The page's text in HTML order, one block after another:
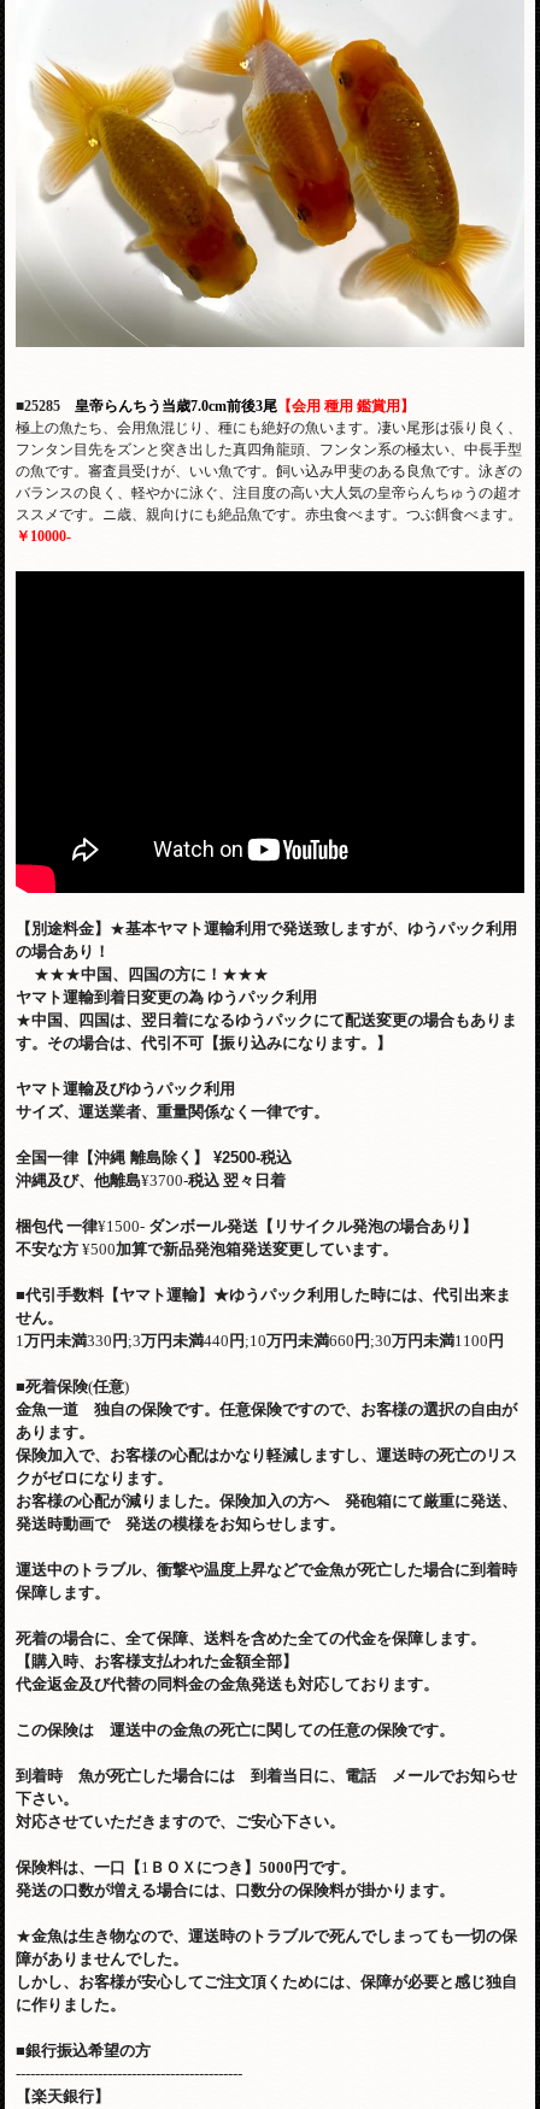
■25285 皇帝らんちう当歳7.0cm前後3尾 【会用 種用 鑑賞用】
極上の魚たち、会用魚混じり、種にも絶好の魚います。凄い尾形は張り良く、
フンタン目先をズンと突き出した真四角龍頭、フンタン系の極太い、中長手型
の魚です。審査員受けが、いい魚です。飼い込み甲斐のある良魚です。泳ぎの
バランスの良く、軽やかに泳ぐ、注目度の高い大人気の皇帝らんちゅうの超オ
ススメです。ニ歳、親向けにも絶品魚です。赤虫食べます。つぶ餌食べます。
￥10000-
【別途料金】 ★基本ヤマト運輸利用で発送致しますが、ゆうパック利用
の場合あり！
★★★中国、四国の方に！ ★★★
ヤマト運輸到着日変更の為 ゆうパック利用
★中国、四国は、翌日着になるゆうパックにて配送変更の場合もありま
す。その場合は、代引不可【振り込みになります。】
ヤマト運輸及びゆうパック利用
サイズ、運送業者、重量関係なく一律です。
全国一律【沖縄 離島除く】
¥2500-税込
沖縄及び、他離島¥3700-税込 翌々日着
梱包代 一律¥1500- ダンボール発送【リサイクル発泡の場合あり】
不安な方 ¥500加算で新品発泡箱発送変更しています。
■代引手数料【ヤマト運輸】★ゆうパック利用した時には、代引出来ま
せん。
1万円未満330 円 ;3万円未満440 円 ;10万円未満660 円 ;30万円未満1100 円
■死着保険(任意)
金魚一道 独自の保険です。任意保険ですので、お客様の選択の自由が
あります。
保険加入で、お客様の心配はかなり軽減しますし、運送時の死亡のリス
クがゼロになります。
お客様の心配が減りました。保険加入の方へ 発砲箱にて厳重に発送、
発送時動画で 発送の模様をお知らせします。
運送中のトラブル、衝撃や温度上昇などで金魚が死亡した場合に到着時
保障します。
死着の場合に、全て保障、送料を含めた全ての代金を保障します。
【購入時、お客様支払われた金額全部】
代金返金及び代替の同料金の金魚発送も対応しております。
この保険は 運送中の金魚の死亡に関しての任意の保険です。
到着時 魚が死亡した場合には 到着当日に、電話 メールでお知らせ
下さい。
対応させていただきますので、ご安心下さい。
保険料は、一口【1 ＢＯＸにつき】5000 円です。
発送の口数が増える場合には、口数分の保険料が掛かります。
★金魚は生き物なので、運送時のトラブルで死んでしまっても一切の保
障がありませんでした。
しかし、お客様が安心してご注文頂くためには、保障が必要と感じ独自
に作りました。
■銀行振込希望の方
-----------------------------------------------
【楽天銀行】